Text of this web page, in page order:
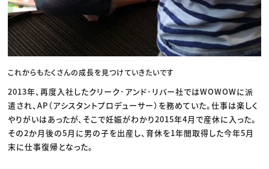
これからもたくさんの成長を見つけていきたいです
2013年、再度入社したクリーク･アンド･リバー社ではWOWOWに派
遣され、AP（アシスタントプロデューサー）を務めていた。仕事は楽しく
やりがいはあったが、そこで妊娠がわかり2015年4月で産休に入った。
その2か月後の5月に男の子を出産し、育休を1年間取得した今年5月
末に仕事復帰となった。